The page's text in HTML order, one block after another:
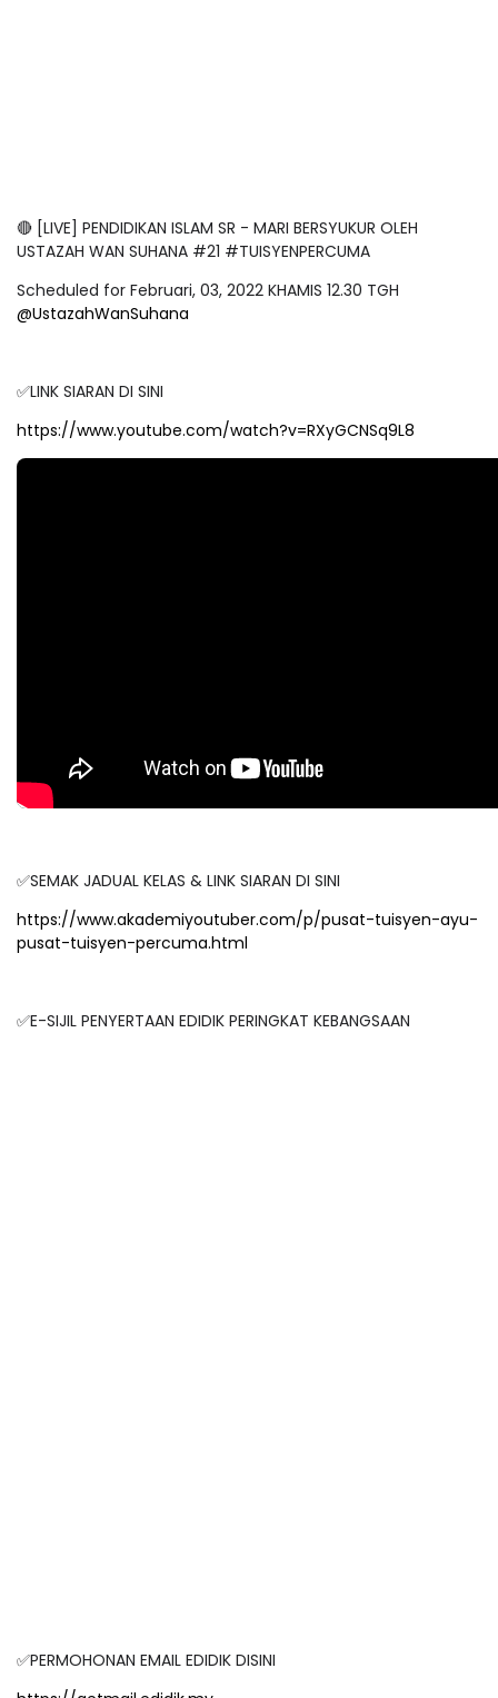
🔴 [LIVE] PENDIDIKAN ISLAM SR - MARI BERSYUKUR OLEH
USTAZAH WAN SUHANA #21 #TUISYENPERCUMA
Scheduled for Februari, 03, 2022 KHAMIS 12.30 TGH
@UstazahWanSuhana
✅LINK SIARAN DI SINI
https://www.youtube.com/watch?v=RXyGCNSq9L8
✅SEMAK JADUAL KELAS & LINK SIARAN DI SINI
https://www.akademiyoutuber.com/p/pusat-tuisyen-ayu-
pusat-tuisyen-percuma.html
✅E-SIJIL PENYERTAAN EDIDIK PERINGKAT KEBANGSAAN
✅PERMOHONAN EMAIL EDIDIK DISINI